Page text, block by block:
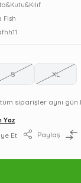
Yaz
Fish
S XL
siparişler aynı
Et Paylaş